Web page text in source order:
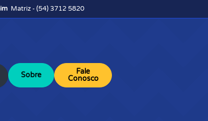
Matriz - (54) 3712 5820
Sobre
Fale
Conosco